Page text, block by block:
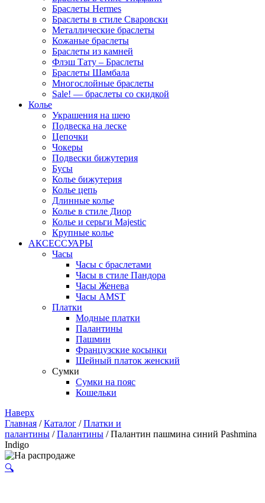
Браслеты Hermes
Браслеты в стиле Сваровски
Металлические браслеты
Кожаные браслеты
Браслеты из камней
Флэш Тату – Браслеты
Браслеты Шамбала
Многослойные браслеты
Sale! — браслеты со скидкой
Колье
Украшения на шею
Подвеска на леске
Цепочки
Чокеры
Подвески бижутерия
Бусы
Колье бижутерия
Колье цепь
Длинные колье
Колье в стиле Диор
Колье и серьги Majestic
Крупные колье
АКСЕССУАРЫ
Часы
Часы с браслетами
Часы в стиле Пандора
Часы Женева
Часы AMST
Платки
Модные платки
Палантины
Пашмин
Французские косынки
Шейный платок женский
Сумки
Сумки на пояс
Кошельки
Наверх
Главная /Каталог /Платки и
палантины /Палантины / Палантин пашмина синий Pashmina
Indigo
🔍